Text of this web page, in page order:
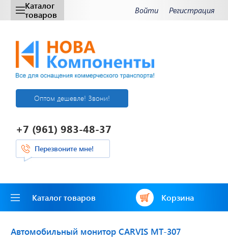
Каталог
товаров
Войти Регистрация
Оптом дешевле! Звони!
+7 (961) 983-48-37
Перезвоните мне!
Каталог товаров Корзина
Автомобильный монитор CARVIS MT-307